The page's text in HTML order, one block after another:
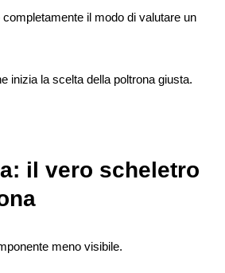
il modo di valutare un
inizia la scelta della poltrona giusta.
il vero scheletro
meno visibile.